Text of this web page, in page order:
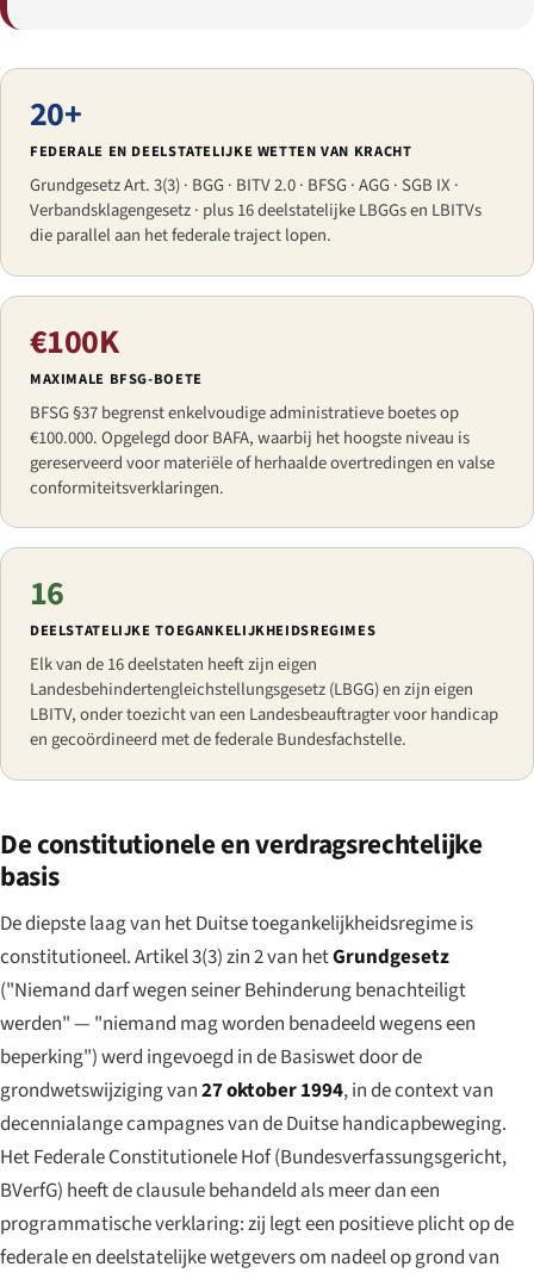
20+
FEDERALE EN DEELSTATELIJKE WETTEN VAN KRACHT
Grundgesetz Art. 3(3) · BGG · BITV 2.0 · BFSG · AGG · SGB IX ·
Verbandsklagengesetz · plus 16 deelstatelijke LBGGs en LBITVs
die parallel aan het federale traject lopen.
€100K
MAXIMALE BFSG-BOETE
BFSG §37 begrenst enkelvoudige administratieve boetes op
€100.000. Opgelegd door BAFA, waarbij het hoogste niveau is
gereserveerd voor materiële of herhaalde overtredingen en valse
conformiteitsverklaringen.
16
DEELSTATELIJKE TOEGANKELIJKHEIDSREGIMES
Elk van de 16 deelstaten heeft zijn eigen
Landesbehindertengleichstellungsgesetz (LBGG) en zijn eigen
LBITV, onder toezicht van een Landesbeauftragter voor handicap
en gecoördineerd met de federale Bundesfachstelle.
De constitutionele en verdragsrechtelijke
basis
De diepste laag van het Duitse toegankelijkheidsregime is
constitutioneel. Artikel 3(3) zin 2 van hetGrundgesetz
("Niemand darf wegen seiner Behinderung benachteiligt
werden"— "niemand mag worden benadeeld wegens een
beperking") werd ingevoegd in de Basiswet door de
grondwetswijziging van27 oktober 1994, in de context van
decennialange campagnes van de Duitse handicapbeweging.
Het Federale Constitutionele Hof (Bundesverfassungsgericht,
BVerfG) heeft de clausule behandeld als meer dan een
programmatische verklaring: zij legt een positieve plicht op de
federale en deelstatelijke wetgevers om nadeel op grond van